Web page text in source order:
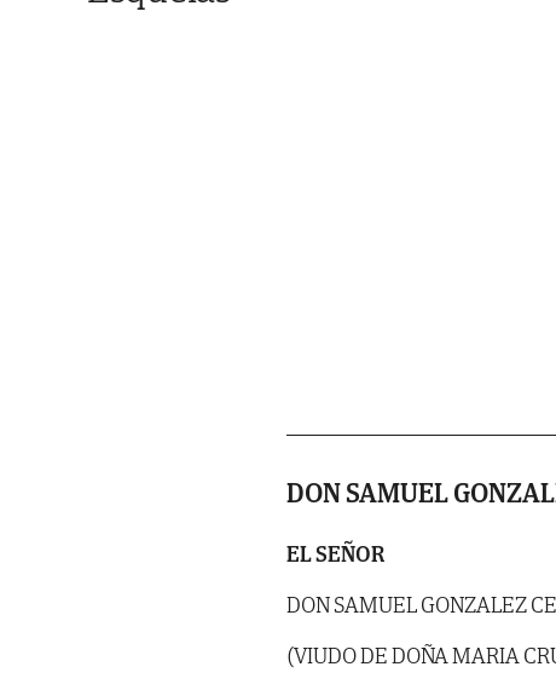
DON SAMUEL
EL SEÑOR
DON SAMUEL GONZALEZ
(VIUDO DE DOÑA MARIA